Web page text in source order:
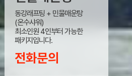
동강래프팅 + 민물매운탕
(온수샤워)
최소인원 4인부터 가능한
패키지입니다.
전화문의